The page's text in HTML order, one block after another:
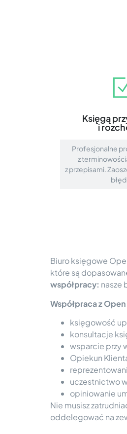
Księgą
i
Profesjonalne
z
z przepisami.
Biuro księgowe
które są
współpracy: nasze
Współpraca z
księgowość
konsultacje
wsparcie przy
Opiekun
uczestnictwo
opiniowanie
Nie musisz
oddelegować na